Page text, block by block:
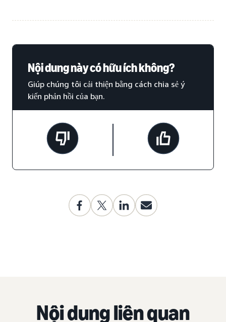
Nội dung này có hữu ích không?
Giúp chúng tôi cải thiện bằng cách chia sẻ ý
kiến phản hồi của bạn.
Nội dung liên quan